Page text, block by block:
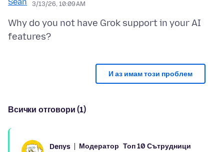
3/13/26, 10:09 AM
Why do you not have Grok support in your AI
И аз имам този проблем
Всички отговори (1)
Denys Модератор Топ 10 Сътрудници